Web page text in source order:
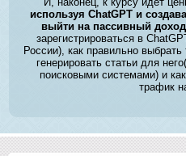
используя ChatGPT и
выйти на пассивный доход
зарегистрироваться в
России), как правильно
генерировать статьи для
поисковыми системами) и
трафик